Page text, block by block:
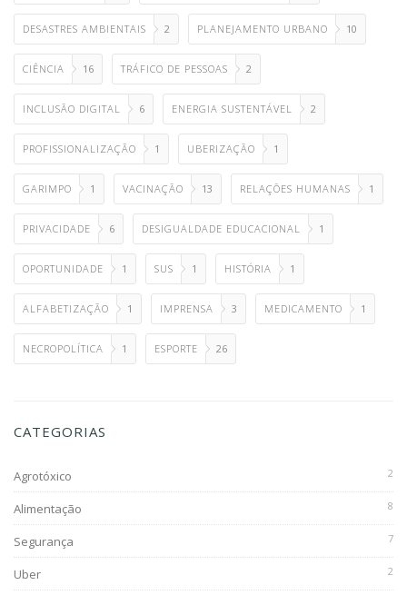
DESASTRES AMBIENTAIS 2 PLANEJAMENTO URBANO 10
CIÊNCIA 16 TRÁFICO DE PESSOAS 2
INCLUSÃO DIGITAL 6 ENERGIA SUSTENTÁVEL 2
PROFISSIONALIZAÇÃO 1 UBERIZAÇÃO 1
GARIMPO 1 VACINAÇÃO 13 RELAÇÕES HUMANAS 1
PRIVACIDADE 6 DESIGUALDADE EDUCACIONAL 1
OPORTUNIDADE 1 SUS 1 HISTÓRIA 1
ALFABETIZAÇÃO 1 IMPRENSA 3 MEDICAMENTO 1
NECROPOLÍTICA 1 ESPORTE 26
CATEGORIAS
Agrotóxico 2
Alimentação 8
Segurança 7
Uber 2